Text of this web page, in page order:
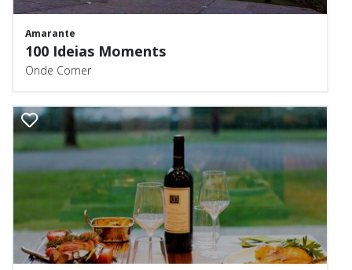
Amarante
100 Ideias Moments
Onde Comer